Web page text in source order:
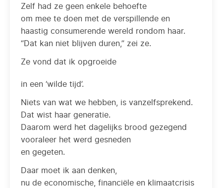
Zelf had ze geen enkele behoefte
om mee te doen met de verspillende en
haastig consumerende wereld rondom haar.
“Dat kan niet blijven duren,” zei ze.
Ze vond dat ik opgroeide
in een ‘wilde tijd’.
Niets van wat we hebben, is vanzelfsprekend.
Dat wist haar generatie.
Daarom werd het dagelijks brood gezegend
vooraleer het werd gesneden
en gegeten.
Daar moet ik aan denken,
nu de economische, financiële en klimaatcrisis